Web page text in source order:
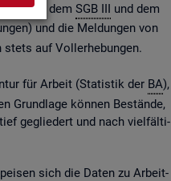
nach dem SGB III und dem
und die Mel­dun­gen von
auf Vol­l­er­he­bun­gen.
für Ar­beit (Sta­tis­tik der BA),
Grund­la­ge kön­nen Be­stän­de,
ge­glie­dert und nach viel­fäl­ti­
sich die Daten zu Ar­beit­